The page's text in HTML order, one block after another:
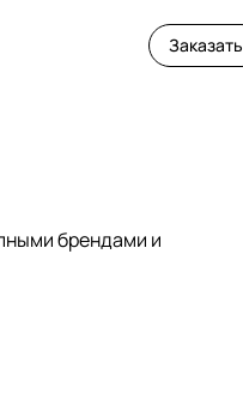
Заказать
брендами и